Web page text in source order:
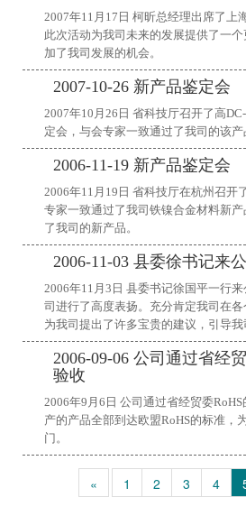
2007年11月17日 柯昕总经理出席了上
此次活动为我司未来的发展提供了一
加了我司发展的机会。
2007-10-26 新产品鉴定会
2007年10月26日 省科技厅召开了高
定会，与会专家一致通过了我司的该产
2006-11-19 新产品鉴定会
2006年11月19日 省科技厅在杭州召开
专家一致通过了我司铁镍合金材料新
了我司的新产品。
2006-11-03 县委徐书记来
2006年11月3日 县委书记徐国平一行
司进行了高度表扬。充分肯定我司在
为我司提出了许多宝贵的建议，引导我
2006-09-06 公司通过省经
验收
2006年9月6日 公司通过省经贸委
产的产品全部到达欧盟RoHS的标准，
门。
« 1 2 3 4